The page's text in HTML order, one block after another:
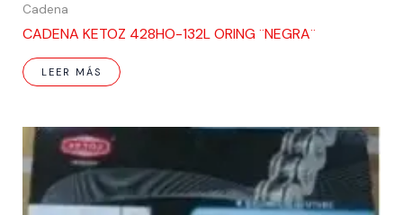
Cadena
CADENA KETOZ 428HO-132L ORING ¨NEGRA¨
LEER MÁS